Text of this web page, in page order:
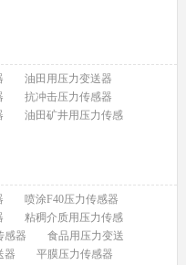
油田用压力变送器
抗冲击压力传感器
油田矿井用压力传感
喷涂F40压力传感器
粘稠介质用压力传感
感器
食品用压力变送
器
平膜压力传感器